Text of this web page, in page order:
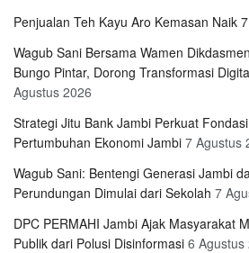
Penjualan Teh Kayu Aro Kemasan Naik
Wagub Sani Bersama Wamen
Bungo Pintar, Dorong Transformasi
Agustus 2026
Strategi Jitu Bank Jambi Perkuat
Pertumbuhan Ekonomi Jambi 7 Agustus
Wagub Sani: Bentengi Generasi Jambi
Perundungan Dimulai dari Sekolah 7
DPC PERMAHI Jambi Ajak Masyarakat
Publik dari Polusi Disinformasi 6 Agustus